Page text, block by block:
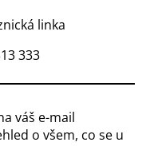
linka
333
váš e-mail
o všem, co se u